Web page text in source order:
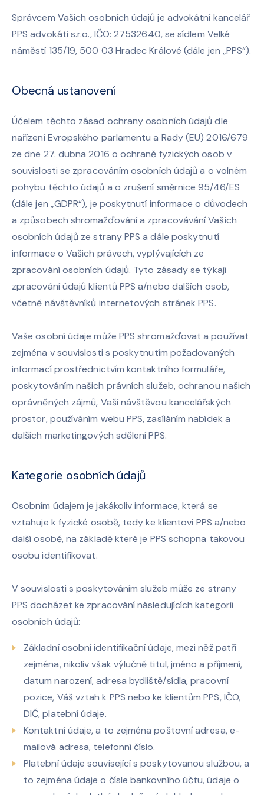
Správcem Vašich osobních údajů je advokátní kancelář
PPS advokáti s.r.o., IČO: 27532640, se sídlem Velké
náměstí 135/19, 500 03 Hradec Králové (dále jen „PPS“).
Obecná ustanovení
Účelem těchto zásad ochrany osobních údajů dle
nařízení Evropského parlamentu a Rady (EU) 2016/679
ze dne 27. dubna 2016 o ochraně fyzických osob v
souvislosti se zpracováním osobních údajů a o volném
pohybu těchto údajů a o zrušení směrnice 95/46/ES
(dále jen „GDPR“), je poskytnutí informace o důvodech
a způsobech shromažďování a zpracovávání Vašich
osobních údajů ze strany PPS a dále poskytnutí
informace o Vašich právech, vyplývajících ze
zpracování osobních údajů. Tyto zásady se týkají
zpracování údajů klientů PPS a/nebo dalších osob,
včetně návštěvníků internetových stránek PPS.
Vaše osobní údaje může PPS shromažďovat a používat
zejména v souvislosti s poskytnutím požadovaných
informací prostřednictvím kontaktního formuláře,
poskytováním našich právních služeb, ochranou našich
oprávněných zájmů, Vaší návštěvou kancelářských
prostor, používáním webu PPS, zasíláním nabídek a
dalších marketingových sdělení PPS.
Kategorie osobních údajů
Osobním údajem je jakákoliv informace, která se
vztahuje k fyzické osobě, tedy ke klientovi PPS a/nebo
další osobě, na základě které je PPS schopna takovou
osobu identifikovat.
V souvislosti s poskytováním služeb může ze strany
PPS docházet ke zpracování následujících kategorií
osobních údajů:
Základní osobní identifikační údaje, mezi něž patří
zejména, nikoliv však výlučně titul, jméno a příjmení,
datum narození, adresa bydliště/sídla, pracovní
pozice, Váš vztah k PPS nebo ke klientům PPS, IČO,
DIČ, platební údaje.
Kontaktní údaje, a to zejména poštovní adresa, e-
mailová adresa, telefonní číslo.
Platební údaje související s poskytovanou službou, a
to zejména údaje o čísle bankovního účtu, údaje o